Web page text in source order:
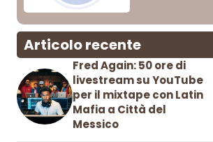
Articolo recente
Fred Again: 50 ore di
livestream su YouTube
per il mixtape con Latin
Mafia a Città del
Messico